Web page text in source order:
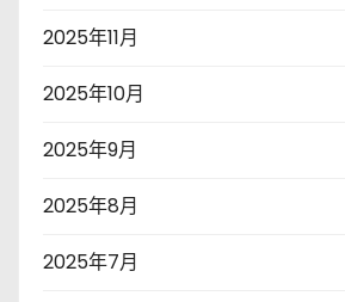
2025年11月
2025年10月
2025年9月
2025年8月
2025年7月